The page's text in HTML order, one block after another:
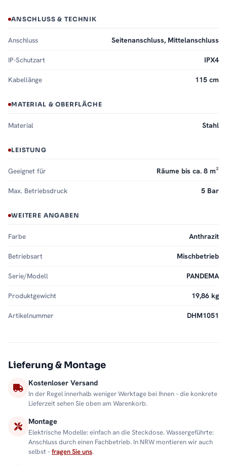
ANSCHLUSS & TECHNIK
Anschluss Seitenanschluss, Mittelanschluss
IP-Schutzart IPX4
Kabellänge 115 cm
MATERIAL & OBERFLÄCHE
Material Stahl
LEISTUNG
Geeignet für Räume bis ca. 8 m²
Max. Betriebsdruck 5 Bar
WEITERE ANGABEN
Farbe Anthrazit
Betriebsart Mischbetrieb
Serie/Modell PANDEMA
Produktgewicht 19,86 kg
Artikelnummer DHM1051
Lieferung & Montage
Kostenloser Versand
In der Regel innerhalb weniger Werktage bei Ihnen – die konkrete
Lieferzeit sehen Sie oben am Warenkorb.
Montage
Elektrische Modelle: einfach an die Steckdose. Wassergeführte:
Anschluss durch einen Fachbetrieb. In NRW montieren wir auch
selbst –fragen Sie uns.